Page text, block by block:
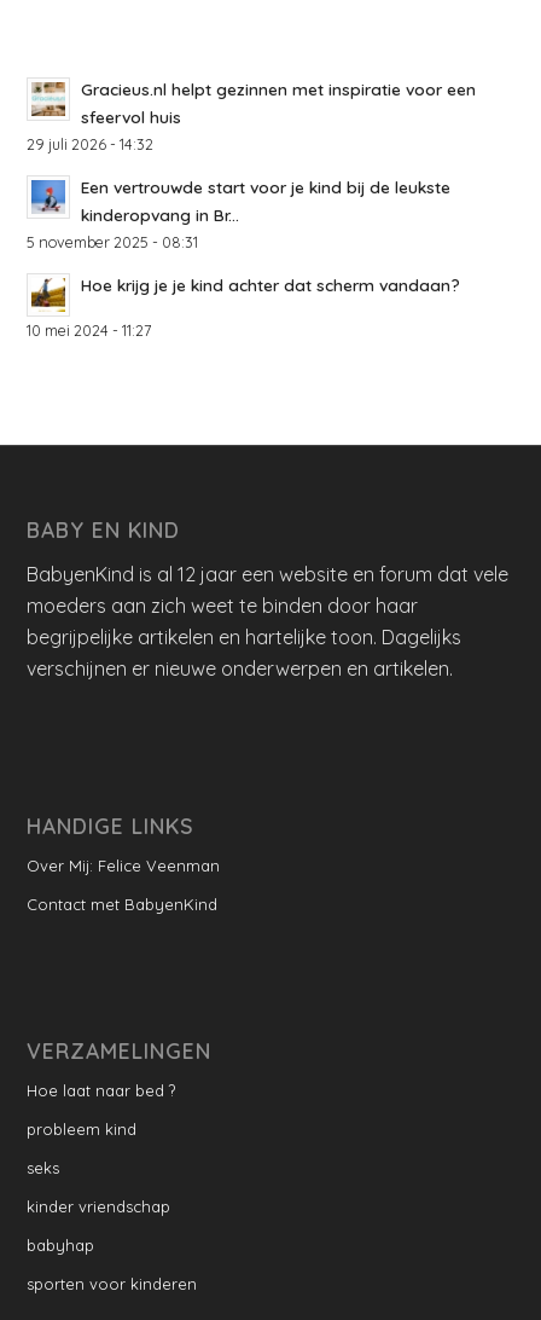
Gracieus.nl helpt gezinnen met inspiratie voor een
sfeervol huis
29 juli 2026 - 14:32
Een vertrouwde start voor je kind bij de leukste
kinderopvang in Br...
5 november 2025 - 08:31
Hoe krijg je je kind achter dat scherm vandaan?
10 mei 2024 - 11:27
BABY EN KIND
BabyenKind is al 12 jaar een website en forum dat vele
moeders aan zich weet te binden door haar
begrijpelijke artikelen en hartelijke toon. Dagelijks
verschijnen er nieuwe onderwerpen en artikelen.
HANDIGE LINKS
Over Mij: Felice Veenman
Contact met BabyenKind
VERZAMELINGEN
Hoe laat naar bed ?
probleem kind
seks
kinder vriendschap
babyhap
sporten voor kinderen